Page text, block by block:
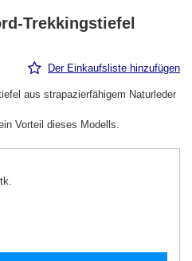
Trekkingstiefel
Der Einkaufsliste hinzufügen
aus strapazierfähigem Naturleder
Vorteil dieses Modells.